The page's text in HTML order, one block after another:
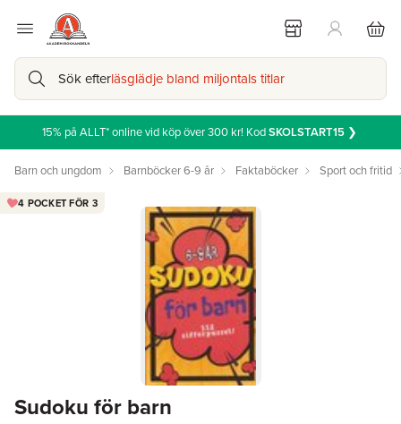
Sök efterläsglädje bland miljontals titlar
15% på ALLT* online vid köp över 300 kr! KodSKOLSTART15❯
Barn och ungdom Barnböcker 6-9 år Faktaböcker Sport och fritid
Sudoku för barn
4 POCKET FÖR 3